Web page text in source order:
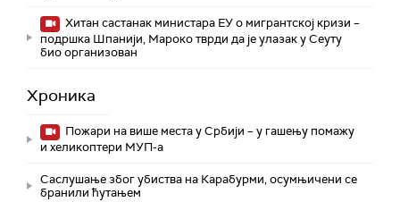
Хитан састанак министара ЕУ о мигрантској кризи –
подршка Шпанији, Мароко тврди да је улазак у Сеуту
био организован
Хроника
Пожари на више места у Србији – у гашењу помажу
и хеликоптери МУП-а
Саслушање због убиства на Карабурми, осумњичени се
бранили ћутањем